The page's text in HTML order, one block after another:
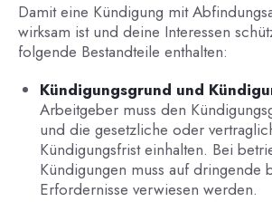
Damit eine Kündigung mit
wirksam ist und deine Interessen
folgende Bestandteile enthalten:
Kündigungsgrund und
Arbeitgeber muss den
und die gesetzliche oder
Kündigungsfrist einhalten. Bei
Kündigungen muss auf dringende
Erfordernisse verwiesen werden.